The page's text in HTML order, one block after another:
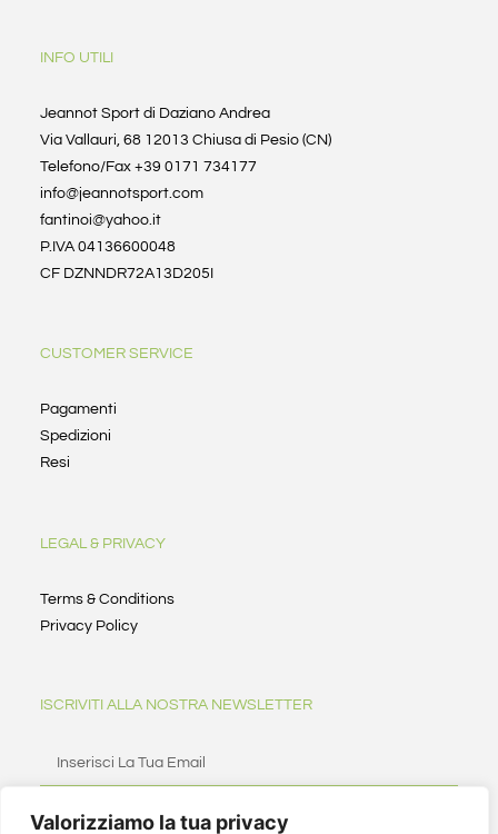
Valorizziamo la tua privacy
INFO UTILI
Jeannot Sport di Daziano Andrea
Via Vallauri, 68 12013 Chiusa di Pesio (CN)
Telefono/Fax +39 0171 734177
info@jeannotsport.com
fantinoi@yahoo.it
P.IVA 04136600048
CF DZNNDR72A13D205I
CUSTOMER SERVICE
Pagamenti
Spedizioni
Resi
LEGAL & PRIVACY
Terms & Conditions
Privacy Policy
ISCRIVITI ALLA NOSTRA NEWSLETTER